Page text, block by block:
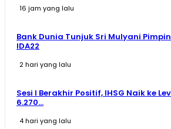
16 jam yang lalu
Bank Dunia Tunjuk Sri Mulyani Pimpin
IDA22
2 hari yang lalu
Sesi I Berakhir Positif, IHSG Naik ke
6.270...
4 hari yang lalu